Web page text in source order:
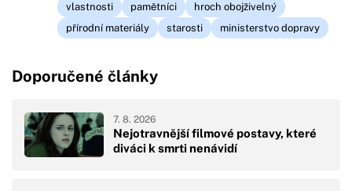
vlastnosti
pamětníci
hroch obojživelný
přírodní materiály
starosti ministerstvo dopravy
Doporučené články
Nejotravnější filmové postavy, které
diváci k smrti nenávidí
7. 8. 2026